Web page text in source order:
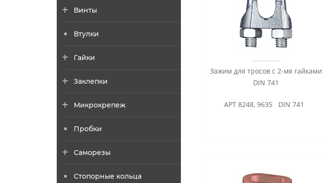
Зажим для тросов с 2-мя гайками
DIN 741
АРТ 8248, 9635 DIN 741
Винты
Втулки
Гайки
Заклепки
Микрокрепеж
Пробки
Саморезы
Стопорные кольца